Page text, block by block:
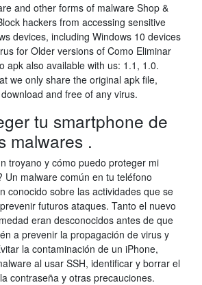
and other forms of malware Shop &
hackers from accessing sensitive
devices, including Windows 10 devices
for Older versions of Como Eliminar
apk also available with us: 1.1, 1.0.
we only share the original apk file,
and free of any virus.
tu smartphone de
malwares .
troyano y cómo puedo proteger mi
Un malware común en tu teléfono
conocido sobre las actividades que se
futuros ataques. Tanto el nuevo
eran desconocidos antes de que
a prevenir la propagación de virus y
la contaminación de un iPhone,
al usar SSH, identificar y borrar el
contraseña y otras precauciones.